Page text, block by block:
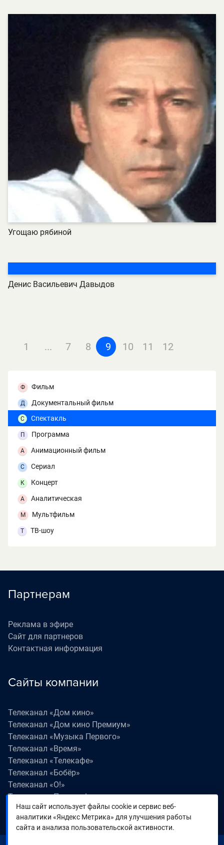
Угощаю рябиной
Денис Васильевич Давыдов
1 ... 7 8 9 10 11 12
Ф Фильм
Д Документальный фильм
С Спектакль
П Программа
А Анимационный фильм
С Сериал
К Концерт
А Аналитическая
М Мультфильм
Т ТВ-шоу
Партнерам
Реклама в эфире
Сайт для партнеров
Контактная информация
Сайты компании
Телеканал «Дом кино»
Телеканал «Дом кино Премиум»
Телеканал «Музыка Первого»
Телеканал «Время»
Телеканал «Телекафе»
Телеканал «Бобёр»
Телеканал «О!»
Телеканал «Поехали!»
Телеканал «Победа»
Телеканал «Лапки LIVE»
Наш сайт использует файлы cookie и сервис веб-
аналитики «Яндекс Метрика» для улучшения работы
сайта и анализа пользовательской активности.